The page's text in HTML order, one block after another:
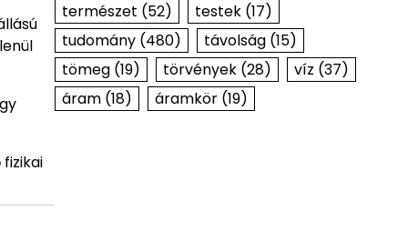
fizikai
természet (52) testek(17)
tudomány(480) távolság(15)
tömeg(19) törvények(28) víz (37)
áram(18) áramkör(19)